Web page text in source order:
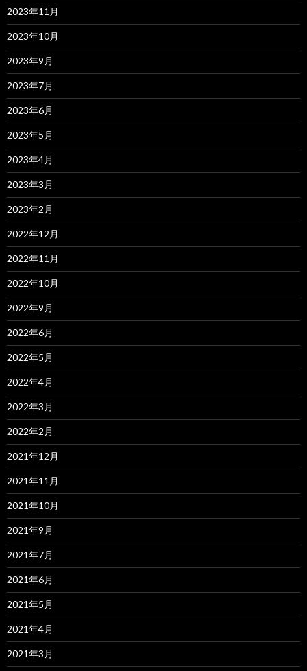
2023年11月
2023年10月
2023年9月
2023年7月
2023年6月
2023年5月
2023年4月
2023年3月
2023年2月
2022年12月
2022年11月
2022年10月
2022年9月
2022年6月
2022年5月
2022年4月
2022年3月
2022年2月
2021年12月
2021年11月
2021年10月
2021年9月
2021年7月
2021年6月
2021年5月
2021年4月
2021年3月